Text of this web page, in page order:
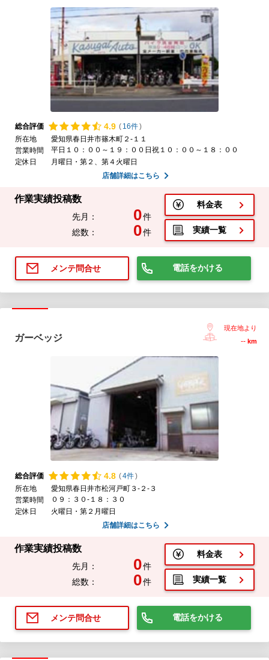
総合評価 4.9 ( 16件)
所在地
愛知県春日井市篠木町２-１１
営業時間
平日１０：００～１９：００日祝１０：００～１８：００
定休日
月曜日・第２、第４火曜日
店舗詳細はこちら
作業実績投稿数
先月： 0件
総数：
0件
料金表
実績一覧
メンテ問合せ 電話をかける
ガーベッジ
現在地より
-- km
総合評価 4.8 (4件)
所在地
愛知県春日井市松河戸町３-２-３
営業時間
０９：３０-１８：３０
定休日
火曜日・第２月曜日
店舗詳細はこちら
作業実績投稿数
先月： 0件
総数：
0件
料金表
実績一覧
メンテ問合せ 電話をかける